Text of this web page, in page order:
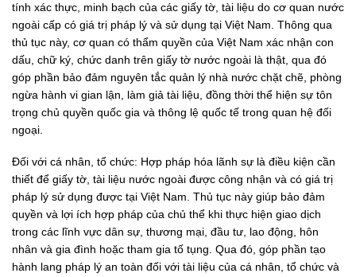
tính xác thực, minh bạch của các giấy tờ, tài liệu do cơ quan nước
ngoài cấp có giá trị pháp lý và sử dụng tại Việt Nam. Thông qua
thủ tục này, cơ quan có thẩm quyền của Việt Nam xác nhận con
dấu, chữ ký, chức danh trên giấy tờ nước ngoài là thật, qua đó
góp phần bảo đảm nguyên tắc quản lý nhà nước chặt chẽ, phòng
ngừa hành vi gian lận, làm giả tài liệu, đồng thời thể hiện sự tôn
trọng chủ quyền quốc gia và thông lệ quốc tế trong quan hệ đối
ngoại.
Đối với cá nhân, tổ chức: Hợp pháp hóa lãnh sự là điều kiện cần
thiết để giấy tờ, tài liệu nước ngoài được công nhận và có giá trị
pháp lý sử dụng được tại Việt Nam. Thủ tục này giúp bảo đảm
quyền và lợi ích hợp pháp của chủ thể khi thực hiện giao dịch
trong các lĩnh vực dân sự, thương mại, đầu tư, lao động, hôn
nhân và gia đình hoặc tham gia tố tụng. Qua đó, góp phần tạo
hành lang pháp lý an toàn đối với tài liệu của cá nhân, tổ chức và